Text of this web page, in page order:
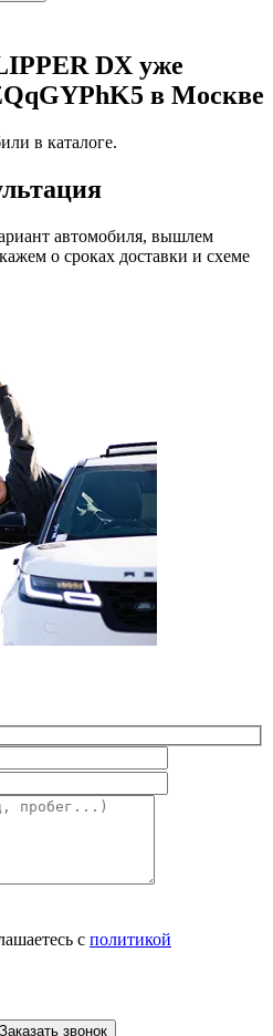
DX уже
в Москве
в каталоге.
автомобиля, вышлем
о сроках доставки и схеме
с политикой
Заказать звонок